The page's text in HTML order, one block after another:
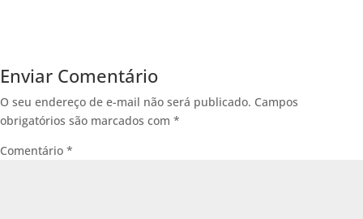
Enviar Comentário
O seu endereço de e-mail não será publicado. Campos
obrigatórios são marcados com *
Comentário *